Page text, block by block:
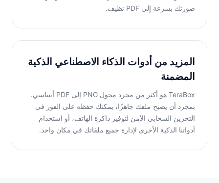
صورتك بسرعة إلى PDF نظيف.
المزيد من أدوات الذكاء الاصطناعي الذكية
المضمنة
TeraBox هو أكثر من مجرد محول PNG إلى PDF أساسي.
بمجرد أن يصبح ملفك جاهزًا، يمكنك حفظه على الفور في
التخزين السحابي الآمن لتوفير ذاكرة الهاتف، أو استخدام
أدواتنا الذكية الأخرى لإدارة جميع ملفاتك في مكان واحد.